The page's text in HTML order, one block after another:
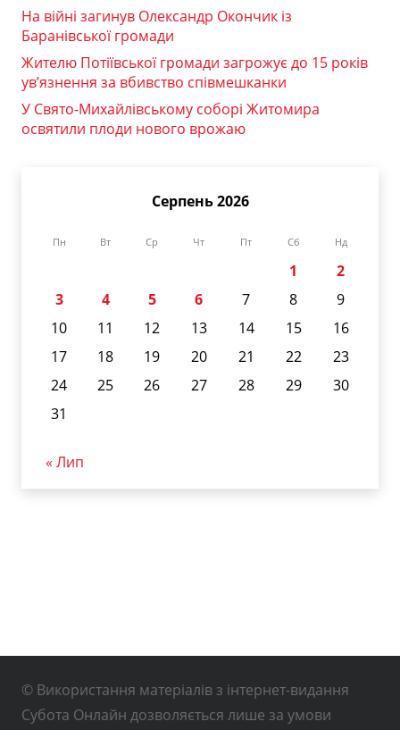
На війні загинув Олександр Окончик із
Баранівської громади
Жителю Потіївської громади загрожує до 15 років
ув’язнення за вбивство співмешканки
У Свято-Михайлівському соборі Житомира
освятили плоди нового врожаю
Серпень 2026
Пн Вт Ср Чт Пт Сб Нд
1
2
3
4 5 6 7 8
9
10
11 12 13 14 15
16
17
18 19 20 21 22
23
24
25 26 27 28 29
30
31
« Лип
© Використання матеріалів з інтернет-видання
Субота Онлайн дозволяється лише за умови